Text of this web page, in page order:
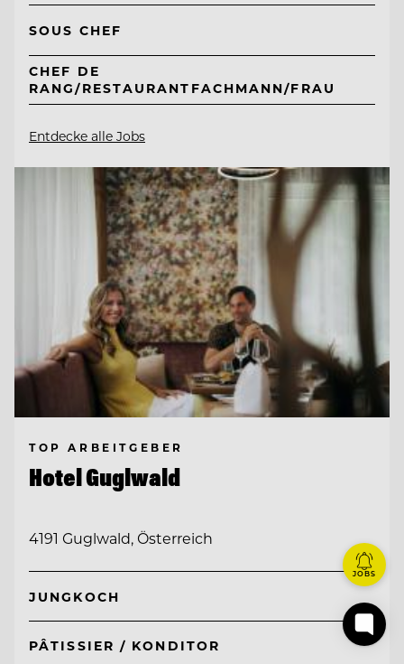
SOUS CHEF
CHEF DE
RANG/RESTAURANTFACHMANN/FRAU
Entdecke alle Jobs
TOP ARBEITGEBER
Hotel Guglwald
4191 Guglwald, Österreich
JUNGKOCH
PÂTISSIER / KONDITOR
JOBS